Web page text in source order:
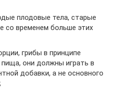
плодовые тела, старые
со временем больше этих
грибы в принципе
они должны играть в
добавки, а не основного